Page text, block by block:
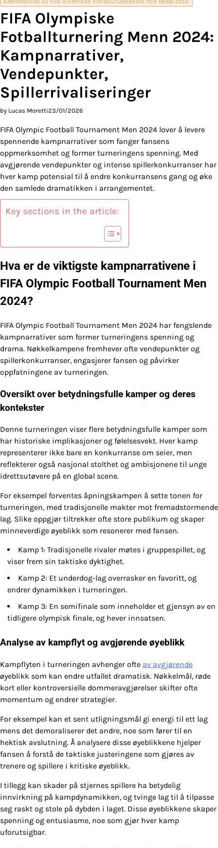
KAMPANALYSE AV FIFA OLYMPISKE FOTBALLTURNERING FOR MENN 2024
FIFA Olympiske
Fotballturnering Menn 2024:
Kampnarrativer,
Vendepunkter,
Spillerrivaliseringer
by Lucas Moretti23/01/2026
FIFA Olympic Football Tournament Men 2024 lover å levere
spennende kampnarrativer som fanger fansens
oppmerksomhet og former turneringens spenning. Med
avgjørende vendepunkter og intense spillerkonkurranser har
hver kamp potensial til å endre konkurransens gang og øke
den samlede dramatikken i arrangementet.
Key sections in the article:
Hva er de viktigste kampnarrativene i
FIFA Olympic Football Tournament Men
2024?
FIFA Olympic Football Tournament Men 2024 har fengslende
kampnarrativer som former turneringens spenning og
drama. Nøkkelkampene fremhever ofte vendepunkter og
spillerkonkurranser, engasjerer fansen og påvirker
oppfatningene av turneringen.
Oversikt over betydningsfulle kamper og deres
kontekster
Denne turneringen viser flere betydningsfulle kamper som
har historiske implikasjoner og følelsesvekt. Hver kamp
representerer ikke bare en konkurranse om seier, men
reflekterer også nasjonal stolthet og ambisjonene til unge
idrettsutøvere på en global scene.
For eksempel forventes åpningskampen å sette tonen for
turneringen, med tradisjonelle makter mot fremadstormende
lag. Slike oppgjør tiltrekker ofte store publikum og skaper
minneverdige øyeblikk som resonerer med fansen.
Kamp 1: Tradisjonelle rivaler møtes i gruppespillet, og
viser frem sin taktiske dyktighet.
Kamp 2: Et underdog-lag overrasker en favoritt, og
endrer dynamikken i turneringen.
Kamp 3: En semifinale som inneholder et gjensyn av en
tidligere olympisk finale, og hever innsatsen.
Analyse av kampflyt og avgjørende øyeblikk
Kampflyten i turneringen avhenger ofte av avgjørende
øyeblikk som kan endre utfallet dramatisk. Nøkkelmål, røde
kort eller kontroversielle dommeravgjørelser skifter ofte
momentum og endrer strategier.
For eksempel kan et sent utligningsmål gi energi til ett lag
mens det demoraliserer det andre, noe som fører til en
hektisk avslutning. Å analysere disse øyeblikkene hjelper
fansen å forstå de taktiske justeringene som gjøres av
trenere og spillere i kritiske øyeblikk.
I tillegg kan skader på stjernes spillere ha betydelig
innvirkning på kampdynamikken, og tvinge lag til å tilpasse
seg raskt og stole på dybden i laget. Disse øyeblikkene skaper
spenning og entusiasme, noe som gjør hver kamp
uforutsigbar.